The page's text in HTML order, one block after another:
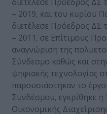
– 2019, και του κυρίου
διετέλεσε Πρόεδρος ΔΣ
– 2011, σε Επίτιμους
αναγνώριση της
Σύνδεσμο καθώς και
ψηφιακής τεχνολογίας
παρουσιάστηκαν το
Συνδέσμου, εγκρίθηκε η
Οικονομικής